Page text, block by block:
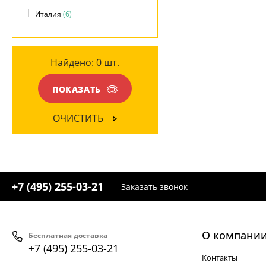
НАПРАВЛЕНИЕ
МАТЕРИАЛ
Металл(6)
Латунь(2)
Италия (6)
Найдено: 0 шт.
ПОКАЗАТЬ
ОЧИСТИТЬ
+7 (495) 255-03-21 Заказать звонок
Бесплатная доставка
+7 (495) 255-03-21
О
Контакты